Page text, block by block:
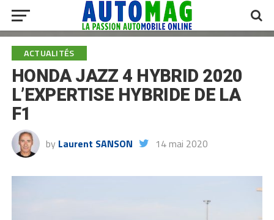
ACTUALITÉS
HONDA JAZZ 4 HYBRID 2020
L’EXPERTISE HYBRIDE DE LA
F1
by Laurent SANSON 14 mai 2020